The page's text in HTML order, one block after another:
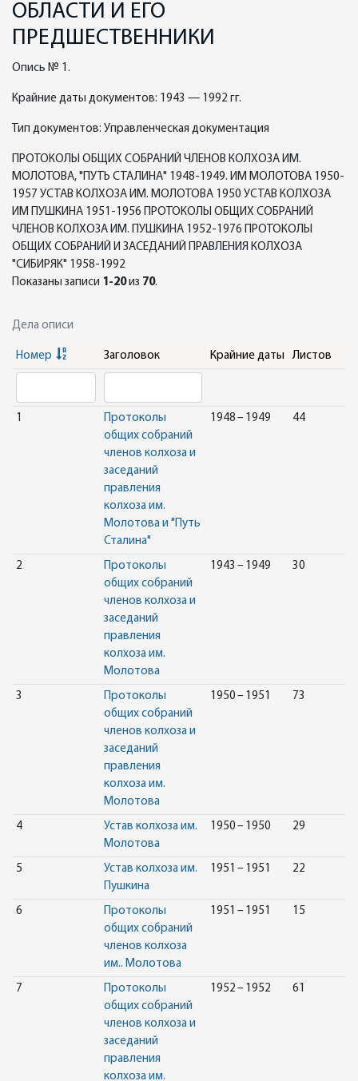
ОБЛАСТИ И ЕГО
ПРЕДШЕСТВЕННИКИ
Опись № 1.
Крайние даты документов: 1943 — 1992 гг.
Тип документов: Управленческая документация
ПРОТОКОЛЫ ОБЩИХ СОБРАНИЙ ЧЛЕНОВ КОЛХОЗА ИМ.
МОЛОТОВА, "ПУТЬ СТАЛИНА" 1948-1949. ИМ МОЛОТОВА 1950-
1957 УСТАВ КОЛХОЗА ИМ. МОЛОТОВА 1950 УСТАВ КОЛХОЗА
ИМ ПУШКИНА 1951-1956 ПРОТОКОЛЫ ОБЩИХ СОБРАНИЙ
ЧЛЕНОВ КОЛХОЗА ИМ. ПУШКИНА 1952-1976 ПРОТОКОЛЫ
ОБЩИХ СОБРАНИЙ И ЗАСЕДАНИЙ ПРАВЛЕНИЯ КОЛХОЗА
"СИБИРЯК" 1958-1992
Показаны записи 1-20из 70.
Дела описи
Номер Заголовок Крайние даты Листов
1
Протоколы
общих собраний
членов колхоза и
заседаний
правления
колхоза им.
Молотова и "Путь
Сталина"
1948 – 1949 44
2
Протоколы
общих собраний
членов колхоза и
заседаний
правления
колхоза им.
Молотова
1943 – 1949 30
3
Протоколы
общих собраний
членов колхоза и
заседаний
правления
колхоза им.
Молотова
1950 – 1951 73
4
Устав колхоза им.
Молотова
1950 – 1950 29
5
Устав колхоза им.
Пушкина
1951 – 1951 22
6
Протоколы
общих собраний
членов колхоза
им.. Молотова
1951 – 1951 15
7
Протоколы
общих собраний
членов колхоза и
заседаний
правления
колхоза им.
1952 – 1952 61